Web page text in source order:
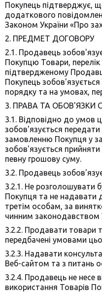
Покупець підтверджує,
додаткового
Законом України «Про
2. ПРЕДМЕТ ДОГОВОРУ
2.1. Продавець
Покупцю Товари, перелік
підтвердженому
Покупець
порядку та на умовах,
3. ПРАВА ТА ОБОВ'ЯЗКИ
3.1. Відповідно до умов
зобов'язується
замовленню Покупця у
зобов'язується
певну грошову суму.
3.2. Продавець
3.2.1. Не розголошувати
Покупця та не надавати
третім особам, за
чинним законодавством
3.2.2. Продавати товари
передбачені умовами
3.2.3. Надавати
Веб-сайтом та з питань
3.2.4. Продавець не несе
використання Товарів